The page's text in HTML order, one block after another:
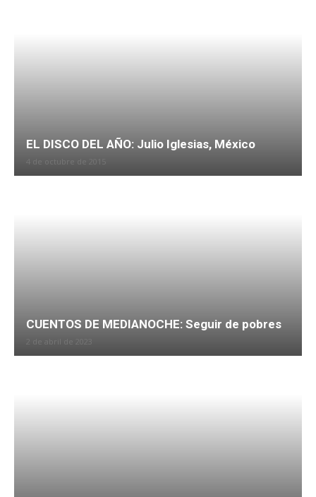
EL DISCO DEL AÑO: Julio Iglesias, México
CUENTOS DE MEDIANOCHE: Seguir de pobres
2 de abril de 2023